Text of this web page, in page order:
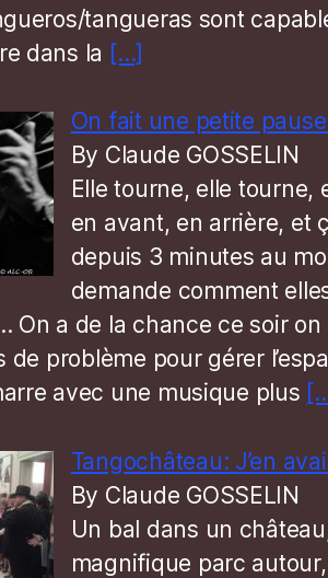
tangueras sont
dans la […]
On fait une petite
By Claude GOSSELIN
Elle tourne, elle tourne,
en avant, en arrière, et
depuis 3 minutes au
demande comment
On a de la chance ce soir on
de problème pour gérer
avec une musique plus
Tangochâteau: J’en
By Claude GOSSELIN
Un bal dans un
magnifique parc